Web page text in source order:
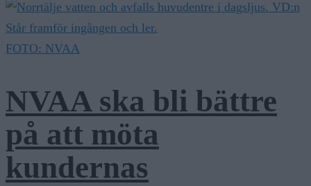
FOTO: NVAA
NVAA ska bli bättre
på att möta
kundernas